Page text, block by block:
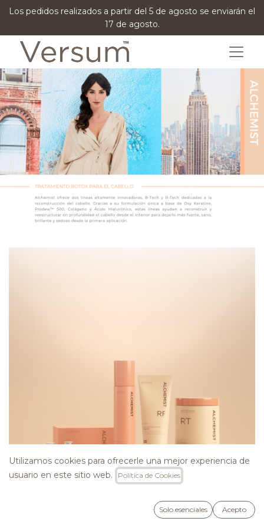
Los pedidos realizados a partir del 5 de agosto se enviarán el
17 de agosto.
Utilizamos cookies para ofrecerle una mejor experiencia de
usuario en este sitio web.
Política de Cookies
Solo esenciales Acepto